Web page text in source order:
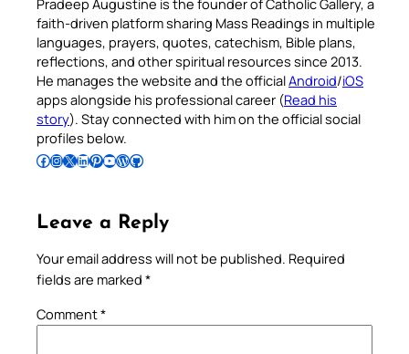
Pradeep Augustine is the founder of Catholic Gallery, a
faith-driven platform sharing Mass Readings in multiple
languages, prayers, quotes, catechism, Bible plans,
reflections, and other spiritual resources since 2013.
He manages the website and the officialAndroid/iOS
apps alongside his professional career (Read his
story). Stay connected with him on the official social
profiles below.
Follow Pradeep on Facebook Follow Pradeep on InstagramFollow Pradeep on X Follow Pradeep on LinkedIn Follow Pradeep on Pinterest Subscribe to Pradeep’s Youtube Channel Follow Pradeep on WordPress Follow Pradeep on GitHub
Leave a Reply
Your email address will not be published. Required
fields are marked *
Comment*